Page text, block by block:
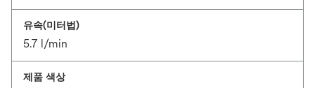
유속(미터법)
5.7 l/min
제품 색상